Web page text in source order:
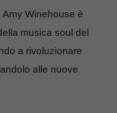
Winehouse è
musica soul del
a rivoluzionare
alle nuove